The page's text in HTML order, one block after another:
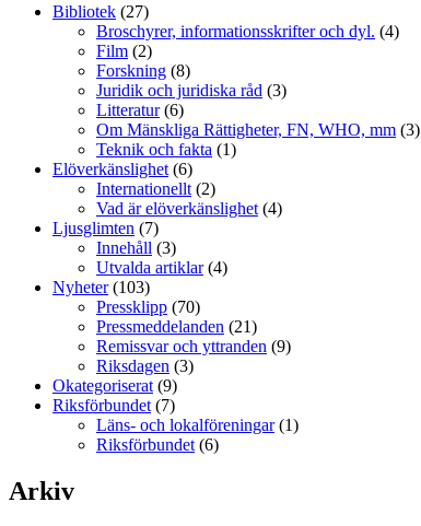
Bibliotek (27)
Broschyrer, informationsskrifter och dyl. (4)
Film (2)
Forskning (8)
Juridik och juridiska råd (3)
Litteratur(6)
Om Mänskliga Rättigheter, FN, WHO, mm (3)
Teknik och fakta (1)
Elöverkänslighet (6)
Internationellt (2)
Vad är elöverkänslighet (4)
Ljusglimten (7)
Innehåll (3)
Utvalda artiklar(4)
Nyheter(103)
Pressklipp (70)
Pressmeddelanden (21)
Remissvar och yttranden (9)
Riksdagen (3)
Okategoriserat (9)
Riksförbundet (7)
Läns- och lokalföreningar(1)
Riksförbundet (6)
Arkiv